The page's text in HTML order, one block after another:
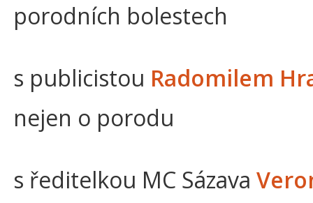
porodních bolestech
s publicistou Radomilem
nejen o porodu
s ředitelkou MC Sázava